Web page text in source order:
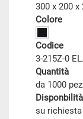
300 x 200 x
Colore
Codice
3-215Z-0
Quantità
da 1000
Disponbilità
su richiesta